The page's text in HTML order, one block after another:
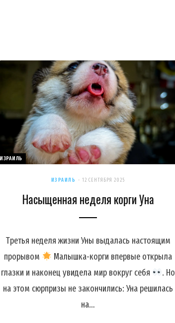
ИЗРАИЛЬ
ИЗРАИЛЬ 12 СЕНТЯБРЯ 2025
Насыщенная неделя корги Уна
Третья неделя жизни Уны выдалась настоящим
прорывом
Малышка-корги впервые открыла
глазки и наконец увидела мир вокруг себя
. Но
на этом сюрпризы не закончились: Уна решилась
на…